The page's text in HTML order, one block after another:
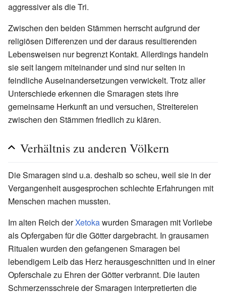
aggressiver als die Tri.
Zwischen den beiden Stämmen herrscht aufgrund der
religiösen Differenzen und der daraus resultierenden
Lebensweisen nur begrenzt Kontakt. Allerdings handeln
sie seit langem miteinander und sind nur selten in
feindliche Auseinandersetzungen verwickelt. Trotz aller
Unterschiede erkennen die Smaragen stets ihre
gemeinsame Herkunft an und versuchen, Streitereien
zwischen den Stämmen friedlich zu klären.
Verhältnis zu anderen Völkern
Die Smaragen sind u.a. deshalb so scheu, weil sie in der
Vergangenheit ausgesprochen schlechte Erfahrungen mit
Menschen machen mussten.
Im alten Reich derXetokawurden Smaragen mit Vorliebe
als Opfergaben für die Götter dargebracht. In grausamen
Ritualen wurden den gefangenen Smaragen bei
lebendigem Leib das Herz herausgeschnitten und in einer
Opferschale zu Ehren der Götter verbrannt. Die lauten
Schmerzensschreie der Smaragen interpretierten die